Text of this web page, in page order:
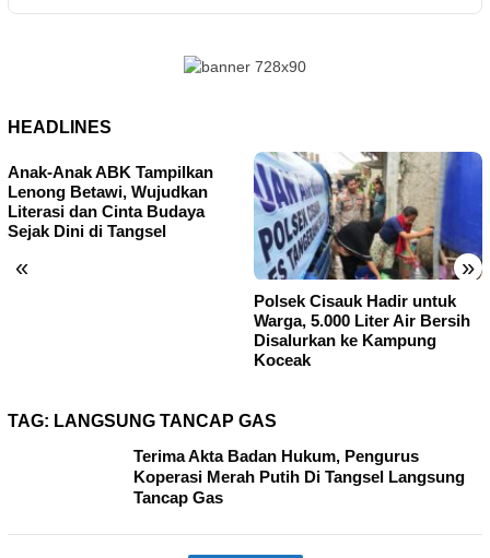
HEADLINES
« »
Anak-Anak ABK Tampilkan
Lenong Betawi, Wujudkan
Literasi dan Cinta Budaya
Sejak Dini di Tangsel
Polsek Cisauk Hadir untuk
Warga, 5.000 Liter Air Bersih
Disalurkan ke Kampung
Koceak
TAG: LANGSUNG TANCAP GAS
Terima Akta Badan Hukum, Pengurus
Koperasi Merah Putih Di Tangsel Langsung
Tancap Gas